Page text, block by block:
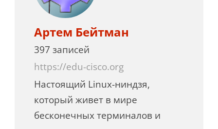
Артем Бейтман
397 записей
https://edu-cisco.org
Настоящий Linux-ниндзя,
который живет в мире
бесконечных терминалов и